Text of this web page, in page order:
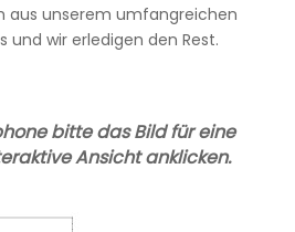
aus unserem umfangreichen
und wir erledigen den Rest.
bitte das Bild für eine
Ansicht anklicken.